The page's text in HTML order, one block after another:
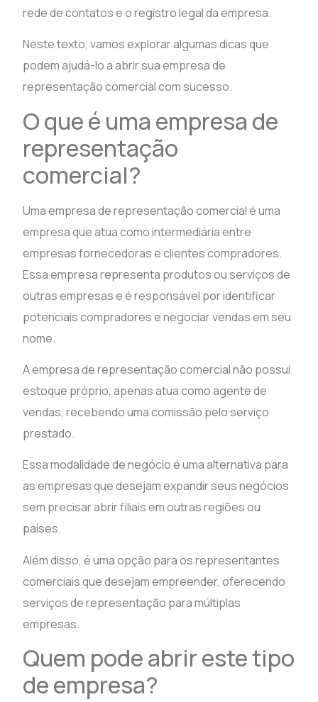
rede de contatos e o registro legal da empresa.
Neste texto, vamos explorar algumas dicas que
podem ajudá-lo a abrir sua empresa de
representação comercial com sucesso.
O que é uma empresa de
representação
comercial?
Uma empresa de representação comercial é uma
empresa que atua como intermediária entre
empresas fornecedoras e clientes compradores.
Essa empresa representa produtos ou serviços de
outras empresas e é responsável por identificar
potenciais compradores e negociar vendas em seu
nome.
A empresa de representação comercial não possui
estoque próprio, apenas atua como agente de
vendas, recebendo uma comissão pelo serviço
prestado.
Essa modalidade de negócio é uma alternativa para
as empresas que desejam expandir seus negócios
sem precisar abrir filiais em outras regiões ou
países.
Além disso, é uma opção para os representantes
comerciais que desejam empreender, oferecendo
serviços de representação para múltiplas
empresas.
Quem pode abrir este tipo
de empresa?